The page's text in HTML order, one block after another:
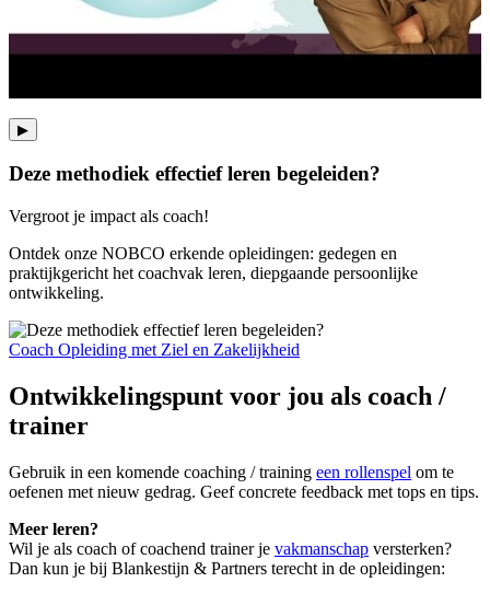
▶
Deze methodiek effectief leren begeleiden?
Vergroot je impact als coach!
Ontdek onze NOBCO erkende opleidingen: gedegen en
praktijkgericht het coachvak leren, diepgaande persoonlijke
ontwikkeling.
Coach Opleiding met Ziel en Zakelijkheid
Ontwikkelingspunt voor jou als coach /
trainer
Gebruik in een komende coaching / training een rollenspel om te
oefenen met nieuw gedrag. Geef concrete feedback met tops en tips.
Meer leren?
Wil je als coach of coachend trainer je vakmanschap versterken?
Dan kun je bij Blankestijn & Partners terecht in de opleidingen: